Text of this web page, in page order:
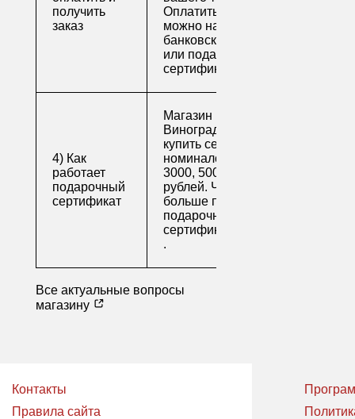
получить
заказ
Оплатить заказ
можно наличными,
банковской картой
или подарочным
сертификатом.
4) Как
работает
подарочный
сертификат
Магазин напитков
Виноград предлагает
купить сертификаты
номиналом 500, 1000,
3000, 5000 и 10000
рублей. Читайте
больше про
подарочные
сертификаты
.
Все актуальные вопросы
магазину
Контакты
Правила сайта